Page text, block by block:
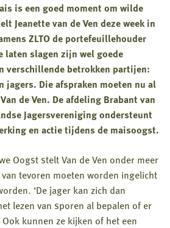
is een goed moment om wilde
Jeanette van de Ven deze week in
ZLTO de portefeuillehouder
laten slagen zijn wel goede
verschillende betrokken partijen:
jagers. Die afspraken moeten nu al
de Ven. De afdeling Brabant van
Jagersvereniging ondersteunt
en actie tijdens de maisoogst.
Oogst stelt Van de Ven onder meer
tevoren moeten worden ingelicht
‘De jager kan zich dan
lezen van sporen al bepalen of er
kunnen ze kijken of het een